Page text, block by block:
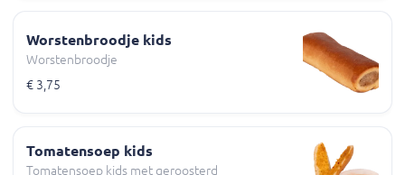
Worstenbroodje kids
Worstenbroodje
€ 3,75
Tomatensoep kids
Tomatensoep kids met geroosterd